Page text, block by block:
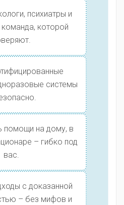
психиатры и
команда, которой
системы
помощи на дому, в
– гибко под
вас.
с доказанной
– без мифов и